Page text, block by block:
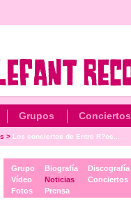
Grupos Conciertos
> Los conciertos de Entre R?os...
Grupo
Vídeo
Fotos
Biografía
Noticias
Prensa
Discografía
Conciertos